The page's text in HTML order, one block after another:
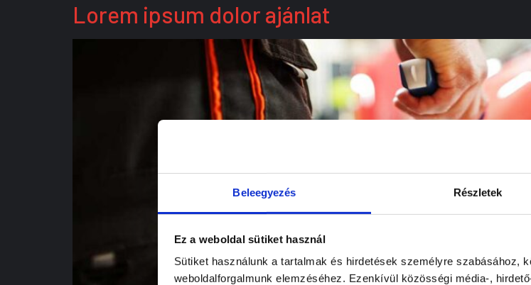
Beleegyezés Részletek
Ez a weboldal sütiket használ
Sütiket használunk a tartalmak és hirdetések személyre szabásához,
weboldalforgalmunk elemzéséhez. Ezenkívül közösségi média-,
Lorem ipsum dolor ajánlat